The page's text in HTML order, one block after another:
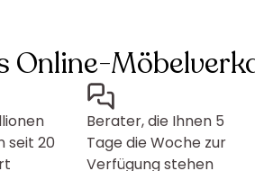
Online-
seit 20
Berater, die Ihnen 5
Tage die Woche zur
Verfügung stehen